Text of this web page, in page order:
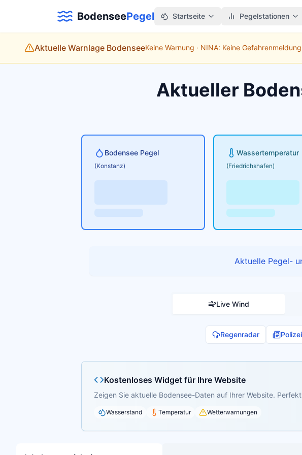
BodenseePegel Startseite Pegelstationen
Aktuelle Warnlage BodenseeKeine Warnung · NINA: Keine Gefahrenmeldung
Aktueller
Bodensee Pegel
(Konstanz)
Wassertemperatur
(Friedrichshafen)
Aktuelle Pegel-
Live Wind
Regenradar
Kostenloses Widget für Ihre Website
Zeigen Sie aktuelle Bodensee-Daten auf Ihrer Website.
Wasserstand Temperatur Wetterwarnungen